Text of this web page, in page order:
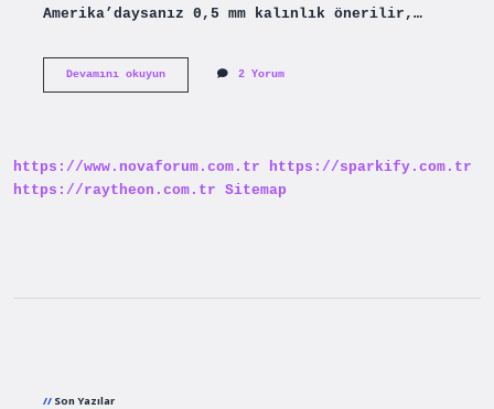
Amerika’daysanız 0,5 mm kalınlık önerilir,…
Devamını okuyunÇatı
2 Yorum
https://www.novaforum.com.tr
https://sparkify.com.tr
https://raytheon.com.tr Sitemap
Son Yazılar